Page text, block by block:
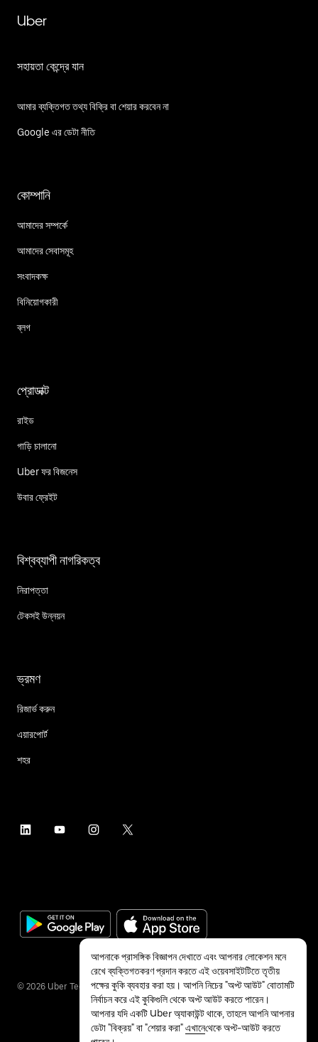
Uber
সহায়তা কেন্দ্রে যান
আমার ব্যক্তিগত তথ্য বিক্রি বা শেয়ার করবেন না
Google এর ডেটা নীতি
কোম্পানি
আমাদের সম্পর্কে
আমাদের সেবাসমূহ
সংবাদকক্ষ
বিনিয়োগকারী
ব্লগ
প্রোডাক্ট
রাইড
গাড়ি চালানো
Uber ফর বিজনেস
উবার ফ্রেইট
বিশ্বব্যাপী নাগরিকত্ব
নিরাপত্তা
টেকসই উন্নয়ন
ভ্রমণ
রিজার্ভ করুন
এয়ারপোর্ট
শহর
© 2026 Uber Technologies Inc.
আপনাকে প্রাসঙ্গিক বিজ্ঞাপন দেখাতে এবং আপনার লোকেশন মনে
রেখে ব্যক্তিগতকরণ প্রদান করতে এই ওয়েবসাইটটিতে তৃতীয়
পক্ষের কুকি ব্যবহার করা হয়। আপনি নিচের "অপ্ট আউট" বোতামটি
নির্বাচন করে এই কুকিগুলি থেকে অপ্ট আউট করতে পারেন।
আপনার যদি একটি Uber অ্যাকাউন্ট থাকে, তাহলে আপনি আপনার
ডেটা "বিক্রয়" বা "শেয়ার করা"এখানেথেকে অপ্ট-আউট করতে